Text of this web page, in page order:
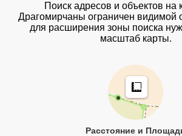
Поиск адресов и объектов на
Драгомирчаны ограничен видимой
для расширения зоны поиска
масштаб карты.
Расстояние и